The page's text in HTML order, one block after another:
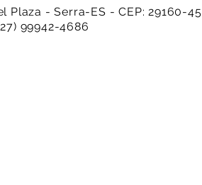
Plaza - Serra-ES - CEP: 29160-
99942-4686